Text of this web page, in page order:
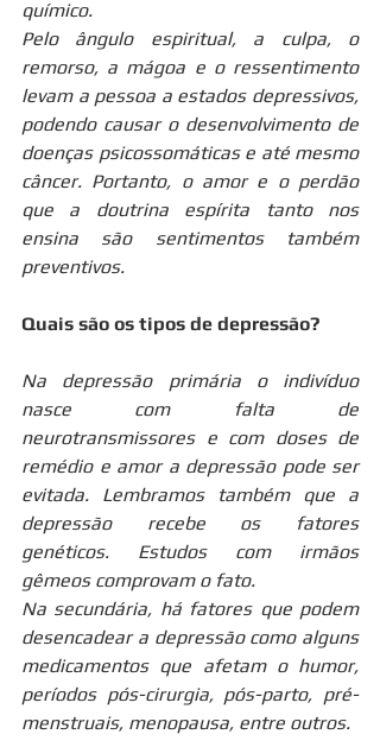
químico.
Pelo ângulo espiritual, a culpa, o
remorso, a mágoa e o ressentimento
levam a pessoa a estados depressivos,
podendo causar o desenvolvimento de
doenças psicossomáticas e até mesmo
câncer. Portanto, o amor e o perdão
que a doutrina espírita tanto nos
ensina são sentimentos também
preventivos.
Quais são os tipos de depressão?
Na depressão primária o indivíduo
nasce com falta de
neurotransmissores e com doses de
remédio e amor a depressão pode ser
evitada. Lembramos também que a
depressão recebe os fatores
genéticos. Estudos com irmãos
gêmeos comprovam o fato.
Na secundária, há fatores que podem
desencadear a depressão como alguns
medicamentos que afetam o humor,
períodos pós-cirurgia, pós-parto, pré-
menstruais, menopausa, entre outros.